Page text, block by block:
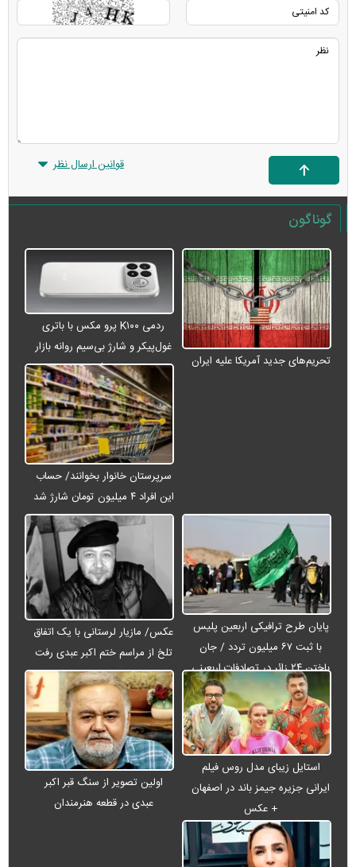
قوانین ارسال نظر
گوناگون
تحریم‌های جدید آمریکا علیه ایران
ردمی K۱۰۰ پرو مکس با باتری
غول‌پیکر و شارژ بی‌سیم روانه بازار
می‌شود
سرپرستان خانوار بخوانند/ حساب
این افراد ۴ میلیون تومان شارژ شد
پایان طرح ترافیکی اربعین پلیس
با ثبت ۶۷ میلیون تردد / جان
باختن ۲۴ زائر در تصادفات اربعینی
عکس/ مازیار لرستانی با یک اتفاق
تلخ از مراسم ختم اکبر عبدی رفت
استایل زیبای مدل روس فیلم
ایرانی جزیره جیمز باند در اصفهان
+ عکس
اولین تصویر از سنگ قبر اکبر
عبدی در قطعه هنرمندان